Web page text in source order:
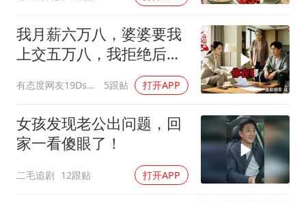
我月薪六万八，婆婆要我
上交五万八，我拒绝后她
换了门锁，12天后我决意
离婚
有态度网友19Dsym 5跟贴 打开APP
女孩发现老公出问题，回
家一看傻眼了！
二毛追剧 12跟贴 打开APP